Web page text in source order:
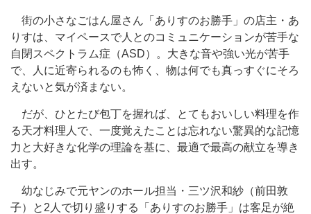
街の小さなごはん屋さん「ありすのお勝手」の店主・あ
りすは、マイペースで人とのコミュニケーションが苦手な
自閉スペクトラム症（ASD）。大きな音や強い光が苦手
で、人に近寄られるのも怖く、物は何でも真っすぐにそろ
えないと気が済まない。
だが、ひとたび包丁を握れば、とてもおいしい料理を作
る天才料理人で、一度覚えたことは忘れない驚異的な記憶
力と大好きな化学の理論を基に、最適で最高の献立を導き
出す。
幼なじみで元ヤンのホール担当・三ツ沢和紗（前田敦
子）と2人で切り盛りする「ありすのお勝手」は客足が絶